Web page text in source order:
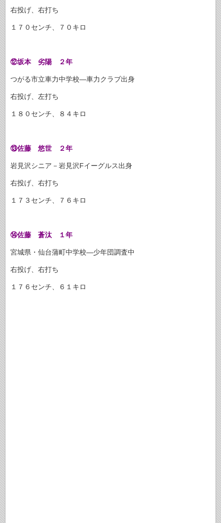
右投げ、右打ち
１７０センチ、７０キロ
⑫坂本 劣陽 ２年
つがる市立車力中学校―車力クラブ出身
右投げ、左打ち
１８０センチ、８４キロ
⑬佐藤 悠世 ２年
岩見沢シニア－岩見沢Fイーグルス出身
右投げ、右打ち
１７３センチ、７６キロ
⑭佐藤 蒼汰 １年
宮城県・仙台蒲町中学校―少年団調査中
右投げ、右打ち
１７６センチ、６１キロ